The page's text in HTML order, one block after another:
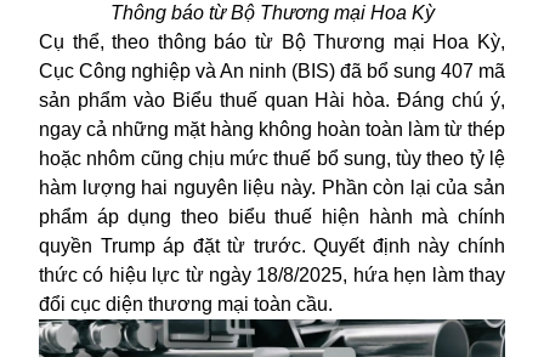
Thông báo từ Bộ Thương mại Hoa Kỳ
Cụ thể, theo thông báo từ Bộ Thương mại Hoa Kỳ,
Cục Công nghiệp và An ninh (BIS) đã bổ sung 407 mã
sản phẩm vào Biểu thuế quan Hài hòa. Đáng chú ý,
ngay cả những mặt hàng không hoàn toàn làm từ thép
hoặc nhôm cũng chịu mức thuế bổ sung, tùy theo tỷ lệ
hàm lượng hai nguyên liệu này. Phần còn lại của sản
phẩm áp dụng theo biểu thuế hiện hành mà chính
quyền Trump áp đặt từ trước. Quyết định này chính
thức có hiệu lực từ ngày 18/8/2025, hứa hẹn làm thay
đổi cục diện thương mại toàn cầu.